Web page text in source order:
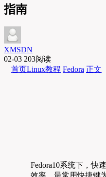
指南
XMSDN
02-03 203阅读
首页Linux教程 Fedora 正文
Fedora10系统下，快